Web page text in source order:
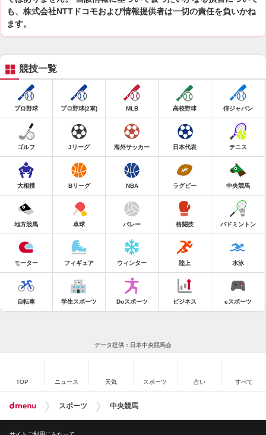
も、株式会社NTTドコモおよび情報提供者は一切の責任を負いかね
ます。
競技一覧
プロ野球 プロ野球(2軍) MLB 高校野球 侍ジャパン
ゴルフ Jリーグ 海外サッカー 日本代表 テニス
大相撲 Bリーグ NBA ラグビー 中央競馬
地方競馬 卓球 バレー 格闘技 バドミントン
モーター フィギュア ウィンター 陸上 水泳
自転車 学生スポーツ Doスポーツ ビジネス eスポーツ
データ提供：日本中央競馬会
TOP ニュース 天気 スポーツ 占い すべて
スポーツ 中央競馬